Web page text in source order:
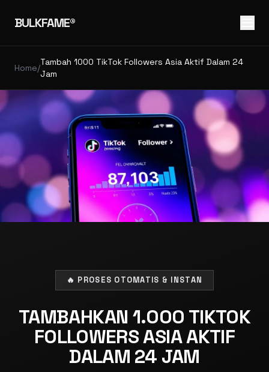
BULKFAME®
Home/
Tambah 1000 TikTok Followers Asia Aktif Dalam 24
Jam
🔥 PROSES OTOMATIS & INSTAN
TAMBAHKAN 1.000 TIKTOK
FOLLOWERS ASIA AKTIF
DALAM 24 JAM